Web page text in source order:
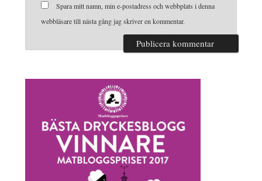
Spara mitt namn, min e-postadress och webbplats i denna
webbläsare till nästa gång jag skriver en kommentar.